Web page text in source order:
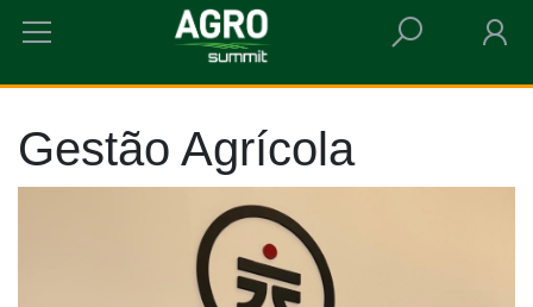
HOME GESTÃO AGRÍCOLA
Gestão Agrícola